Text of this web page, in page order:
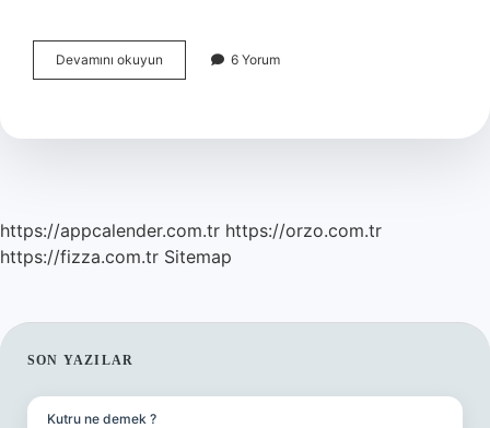
Devamını okuyun
Kavun
6 Yorum
https://appcalender.com.tr https://orzo.com.tr
https://fizza.com.tr Sitemap
SIDEBAR
SON YAZILAR
Kutru ne demek ?